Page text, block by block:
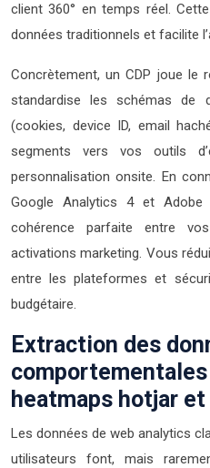
client 360° en temps réel.
données traditionnels et facilite
Concrètement, un CDP joue
standardise les schémas de
(cookies, device ID, email
segments vers vos outils
personnalisation onsite. En
Google Analytics 4 et Adobe
cohérence parfaite entre
activations marketing. Vous
entre les plateformes et
budgétaire.
Extraction des
heatmaps hotjar
Les données de web analytics
utilisateurs font, mais